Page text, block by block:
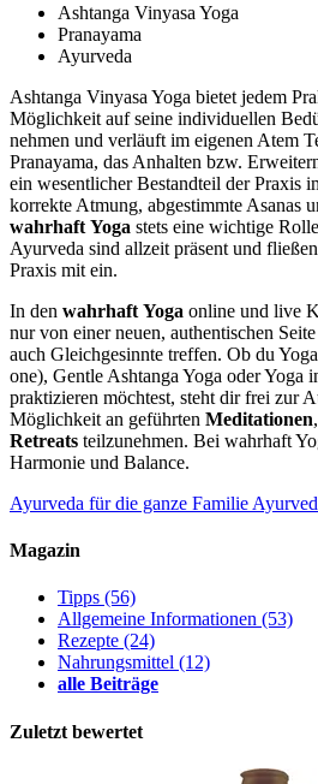
Ashtanga Vinyasa Yoga
Pranayama
Ayurveda
Ashtanga Vinyasa Yoga bietet jedem
Möglichkeit auf seine individuellen
nehmen und verläuft im eigenen Atem
Pranayama, das Anhalten bzw.
ein wesentlicher Bestandteil der Praxis
korrekte Atmung, abgestimmte Asanas
wahrhaft Yoga stets eine wichtige
Ayurveda sind allzeit präsent und
Praxis mit ein.
In den wahrhaft Yoga online und live
nur von einer neuen, authentischen
auch Gleichgesinnte treffen. Ob du
one), Gentle Ashtanga Yoga oder Yoga
praktizieren möchtest, steht dir frei zur
Möglichkeit an geführten Meditationen
Retreats teilzunehmen. Bei wahrhaft
Harmonie und Balance.
Ayurveda für die ganze Familie
Magazin
Tipps (56)
Allgemeine Informationen (53)
Rezepte (24)
Nahrungsmittel (12)
alle Beiträge
Zuletzt bewertet